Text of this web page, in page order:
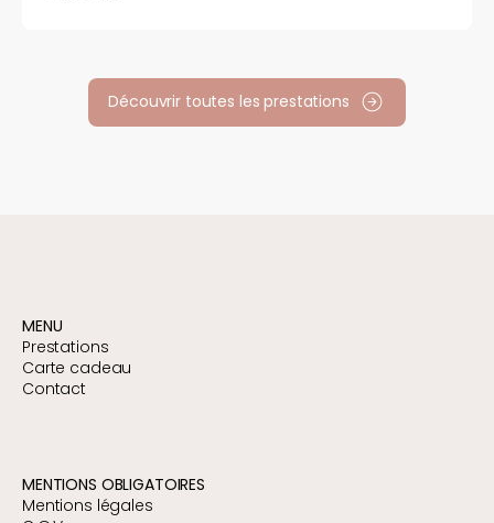
Découvrir toutes les prestations
MENU
Prestations
Carte cadeau
Contact
MENTIONS OBLIGATOIRES
Mentions légales